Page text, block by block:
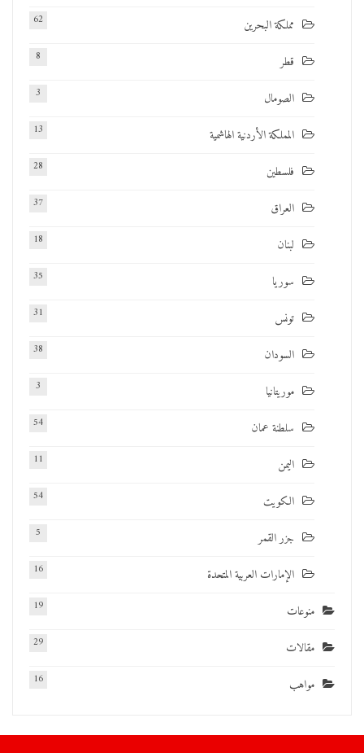
مملكة البحرين 62
قطر 8
الصومال 3
المملكة الأردنية الهاشمية 13
فلسطين 28
العراق 37
لبنان 18
سوريا 35
تونس 31
السودان 38
موريتانيا 3
سلطنة عمان 54
اليمن 11
الكويت 54
جزر القمر 5
الإمارات العربية المتحدة 16
منوعات 19
مقالات 29
مواهب 16